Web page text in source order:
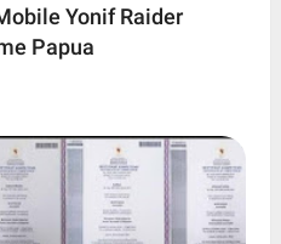
Yonif Raider
Papua